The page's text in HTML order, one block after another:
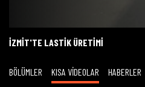
İZMIT'TE LASTIK ÜRETIMI
BÖLÜMLER KISA VİDEOLAR HABERLER